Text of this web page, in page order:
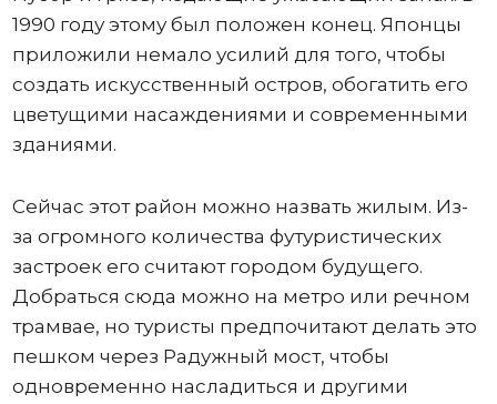
1990 году этому был положен конец. Японцы
приложили немало усилий для того, чтобы
создать искусственный остров, обогатить его
цветущими насаждениями и современными
зданиями.
Сейчас этот район можно назвать жилым. Из-
за огромного количества футуристических
застроек его считают городом будущего.
Добраться сюда можно на метро или речном
трамвае, но туристы предпочитают делать это
пешком через Радужный мост, чтобы
одновременно насладиться и другими